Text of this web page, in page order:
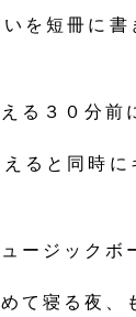
を短冊に
る３０分前
ると同時
ージックボ
て寝る夜、